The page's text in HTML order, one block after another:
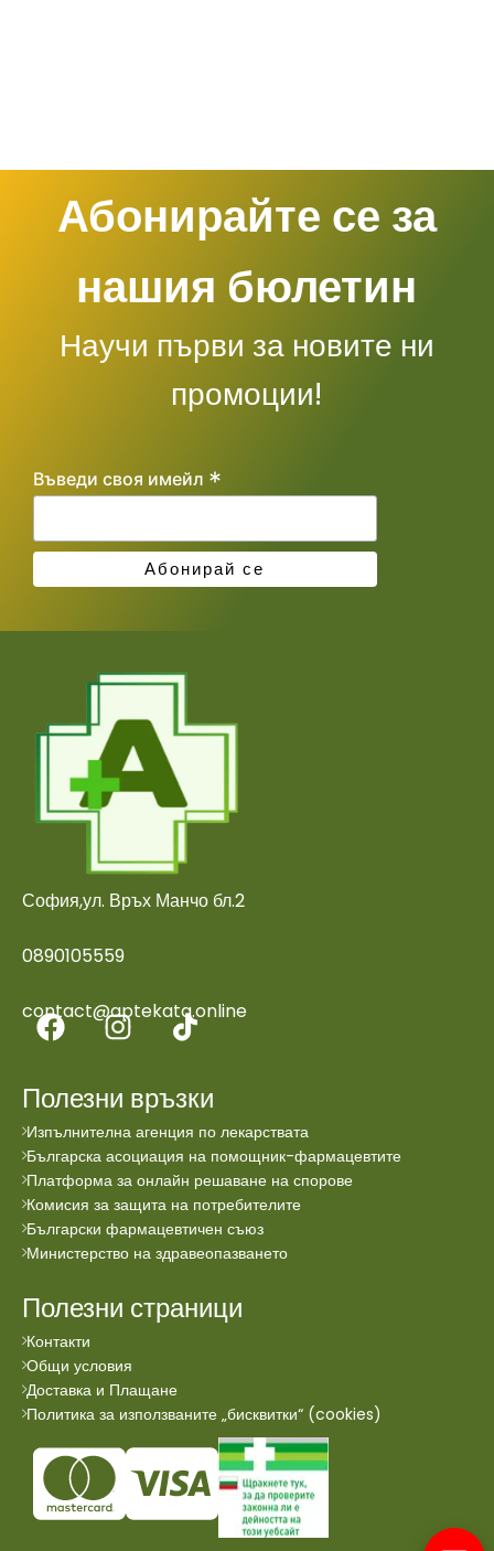
Абонирайте се за
нашия бюлетин
Научи първи за новите ни
промоции!
Въведи своя имейл *
София,ул. Връх Манчо бл.2
0890105559
contact@aptekata.online
Полезни връзки
Изпълнителна агенция по лекарствата
Българска асоциация на помощник-фармацевтите
Платформа за онлайн решаване на спорове
Комисия за защита на потребителите
Български фармацевтичен съюз
Министерство на здравеопазването
Полезни страници
Контакти
Общи условия
Доставка и Плащане
Политика за използваните „бисквитки“ (cookies)